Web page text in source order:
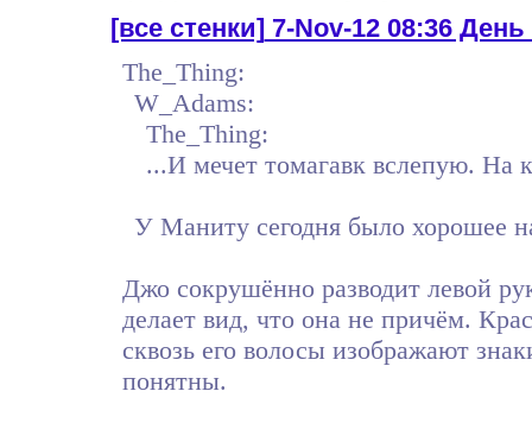
[все стенки]7-Nov-12 08:36 День
The_Thing:
W_Adams:
The_Thing:
...И мечет томагавк вслепую. На
У Маниту сегодня было хорошее
Джо сокрушённо разводит левой
делает вид, что она не причём.
сквозь его волосы изображают
понятны.